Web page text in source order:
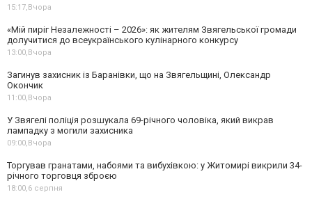
15:17, Вчора
«Мій пиріг Незалежності – 2026»: як жителям Звягельської громади
долучитися до всеукраїнського кулінарного конкурсу
13:00, Вчора
Загинув захисник із Баранівки, що на Звягельщині, Олександр
Окончик
11:00, Вчора
У Звягелі поліція розшукала 69-річного чоловіка, який викрав
лампадку з могили захисника
09:00, Вчора
Торгував гранатами, набоями та вибухівкою: у Житомирі викрили 34-
річного торговця зброєю
18:00, 6 серпня